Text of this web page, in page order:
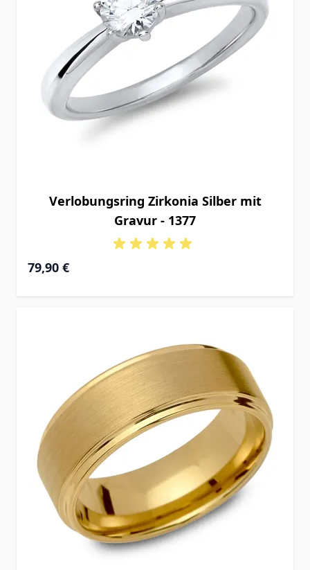
Verlobungsring Zirkonia Silber mit
Gravur - 1377
79,90 €